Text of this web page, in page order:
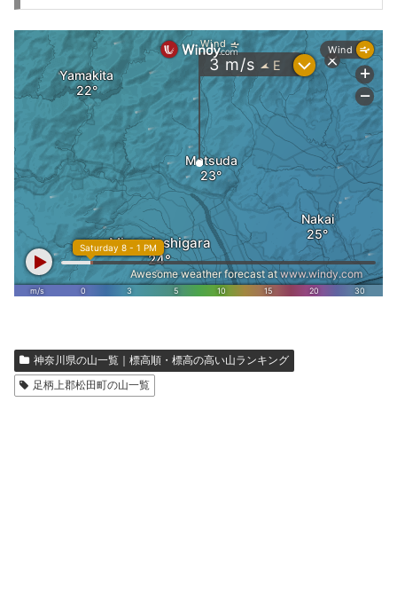
神奈川県の山一覧｜標高順・標高の高い山ランキング
足柄上郡松田町の山一覧